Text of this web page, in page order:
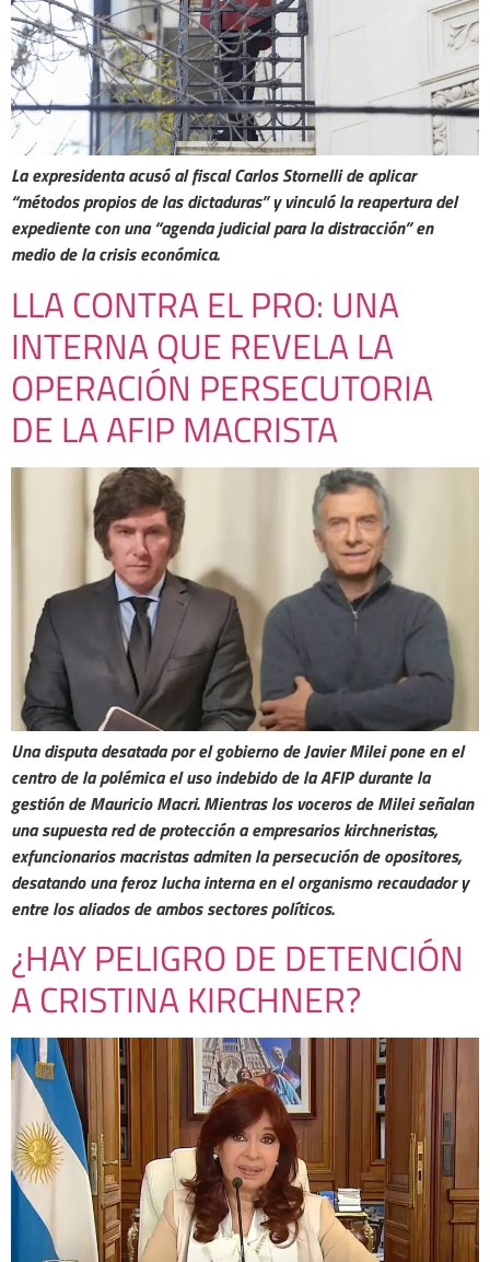
La expresidenta acusó al fiscal Carlos Stornelli de aplicar
“métodos propios de las dictaduras” y vinculó la reapertura del
expediente con una “agenda judicial para la distracción” en
medio de la crisis económica.
LLA CONTRA EL PRO: UNA
INTERNA QUE REVELA LA
OPERACIÓN PERSECUTORIA
DE LA AFIP MACRISTA
Una disputa desatada por el gobierno de Javier Milei pone en el
centro de la polémica el uso indebido de la AFIP durante la
gestión de Mauricio Macri. Mientras los voceros de Milei señalan
una supuesta red de protección a empresarios kirchneristas,
exfuncionarios macristas admiten la persecución de opositores,
desatando una feroz lucha interna en el organismo recaudador y
entre los aliados de ambos sectores políticos.
¿HAY PELIGRO DE DETENCIÓN
A CRISTINA KIRCHNER?